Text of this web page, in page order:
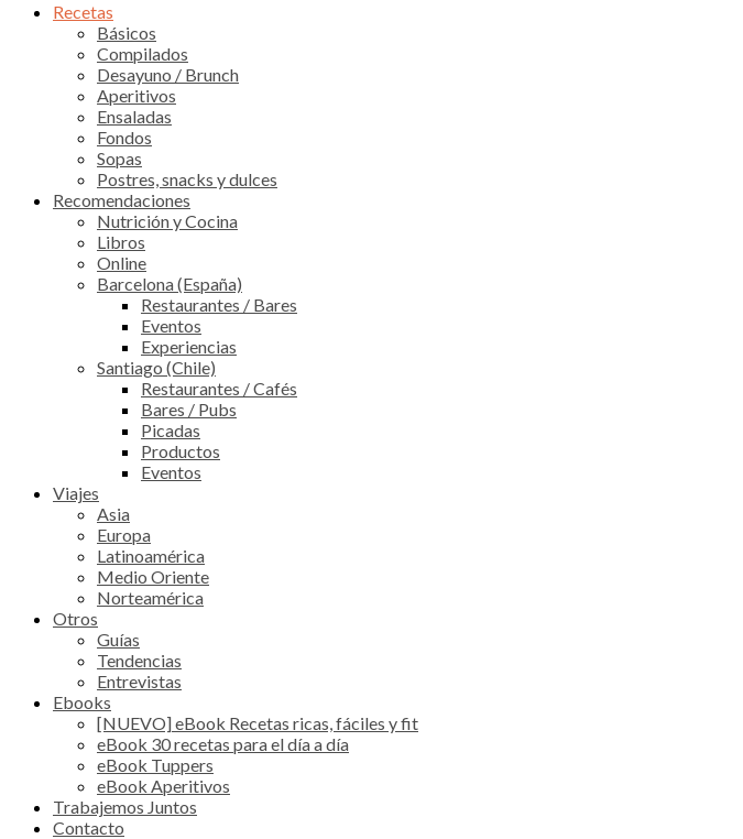
Recetas
Básicos
Compilados
Desayuno / Brunch
Aperitivos
Ensaladas
Fondos
Sopas
Postres, snacks y dulces
Recomendaciones
Nutrición y Cocina
Libros
Online
Barcelona (España)
Restaurantes / Bares
Eventos
Experiencias
Santiago (Chile)
Restaurantes / Cafés
Bares / Pubs
Picadas
Productos
Eventos
Viajes
Asia
Europa
Latinoamérica
Medio Oriente
Norteamérica
Otros
Guías
Tendencias
Entrevistas
Ebooks
[NUEVO] eBook Recetas ricas, fáciles y fit
eBook 30 recetas para el día a día
eBook Tuppers
eBook Aperitivos
Trabajemos Juntos
Contacto